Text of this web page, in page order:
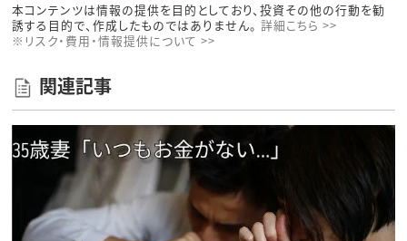
本コンテンツは情報の提供を目的としており、投資その他の行動を勧
誘する目的で、作成したものではありません。 詳細こちら >>
※リスク・費用・情報提供について >>
関連記事